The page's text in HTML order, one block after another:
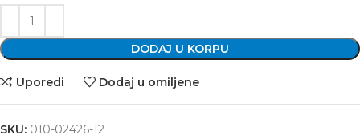
DODAJ U KORPU
Uporedi Dodaj u omiljene
SKU: 010-02426-12